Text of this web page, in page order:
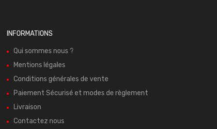
INFORMATIONS
Qui sommes nous ?
Mentions légales
Conditions générales de vente
Paiement Sécurisé et modes de règlement
Livraison
Contactez nous